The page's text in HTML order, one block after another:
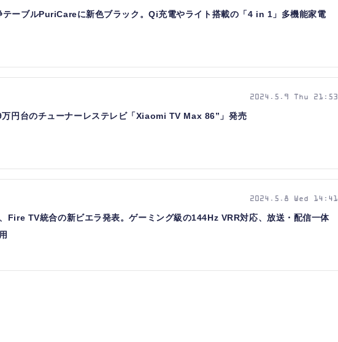
テーブルPuriCareに新色ブラック。Qi充電やライト搭載の「4 in 1」多機能家電
円台のチューナーレステレビ「Xiaomi TV Max 86”」発売
2024.5.9 Thu 21:53
Fire TV統合の新ビエラ発表。ゲーミング級の144Hz VRR対応、放送・配信一体
2024.5.8 Wed 14:41